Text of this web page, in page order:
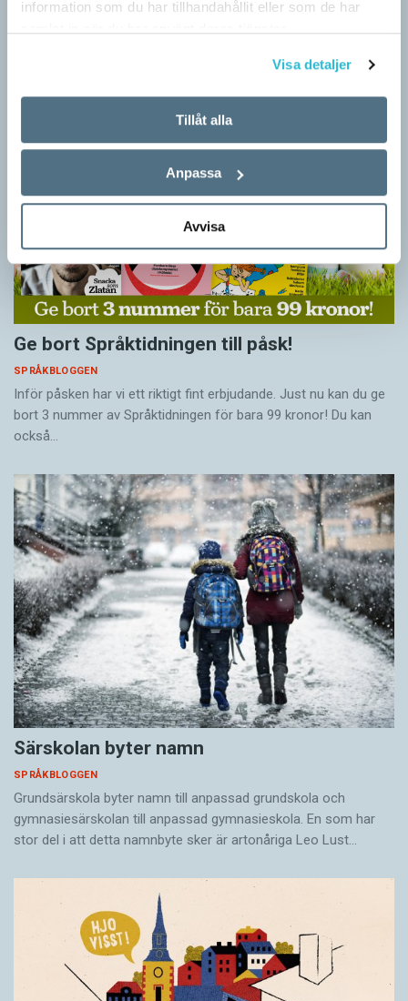
information som du har tillhandahållit eller som de har
Visa detaljer
Tillåt alla
Anpassa
Avvisa
SPRÅKBLOGGEN
Små barn, som ännu inte kan tala, kan redan ha snappat upp
Ge bort Språktidningen till påsk!
SPRÅKBLOGGEN
Inför påsken har vi ett riktigt fint erbjudande. Just nu kan du ge
bort 3 nummer av Språktidningen för bara 99 kronor! Du kan
också…
Särskolan byter namn
SPRÅKBLOGGEN
Grundsärskola byter namn till anpassad grundskola och
gymnasiesärskolan till anpassad gymnasieskola. En som har
stor del i att detta namnbyte sker är artonåriga Leo Lust…